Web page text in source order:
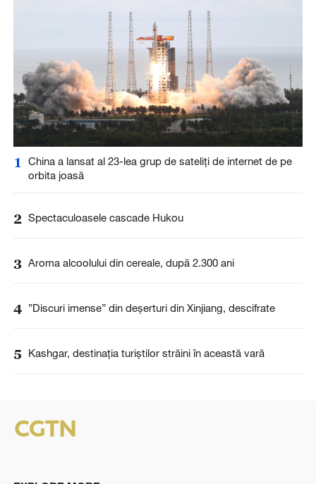
1
China a lansat al 23-lea grup de sateliți de internet de pe
orbita joasă
2 Spectaculoasele cascade Hukou
3 Aroma alcoolului din cereale, după 2.300 ani
4 ”Discuri imense” din deșerturi din Xinjiang, descifrate
5 Kashgar, destinația turiștilor străini în această vară